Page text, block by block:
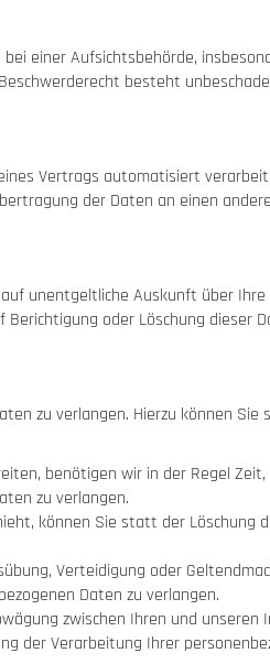
einer Aufsichtsbehörde,
besteht
Vertrags automatisiert
der Daten an einen
unentgeltliche Auskunft über
oder Löschung dieser
zu verlangen. Hierzu können
benötigen wir in der Regel
zu verlangen.
können Sie statt der Löschung
Verteidigung oder
Daten zu verlangen.
zwischen Ihren und
der Verarbeitung Ihrer